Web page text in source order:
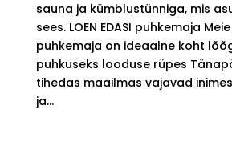
sauna ja kümblustünniga, mis
sees. LOEN EDASI puhkemaja
puhkemaja on ideaalne koht
puhkuseks looduse rüpes
tihedas maailmas vajavad
ja...